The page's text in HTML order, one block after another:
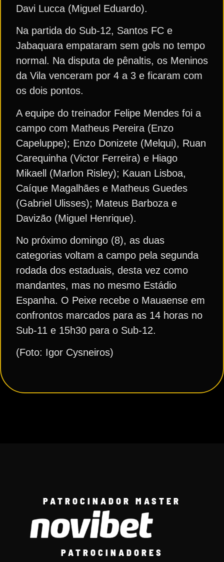
Davi Lucca (Miguel Eduardo).
Na partida do Sub-12, Santos FC e
Jabaquara empataram sem gols no tempo
normal. Na disputa de pênaltis, os Meninos
da Vila venceram por 4 a 3 e ficaram com
os dois pontos.
A equipe do treinador Felipe Mendes foi a
campo com Matheus Pereira (Enzo
Capeluppe); Enzo Donizete (Melqui), Ruan
Carequinha (Victor Ferreira) e Hiago
Mikaell (Marlon Risley); Kauan Lisboa,
Caíque Magalhães e Matheus Guedes
(Gabriel Ulisses); Mateus Barboza e
Davizão (Miguel Henrique).
No próximo domingo (8), as duas
categorias voltam a campo pela segunda
rodada dos estaduais, desta vez como
mandantes, mas no mesmo Estádio
Espanha. O Peixe recebe o Mauaense em
confrontos marcados para as 14 horas no
Sub-11 e 15h30 para o Sub-12.
(Foto: Igor Cysneiros)
PATROCINADOR MASTER
PATROCINADORES